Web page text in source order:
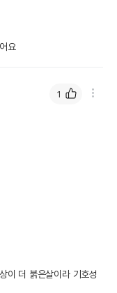
요
이 더 붉은살이라 기호성
1